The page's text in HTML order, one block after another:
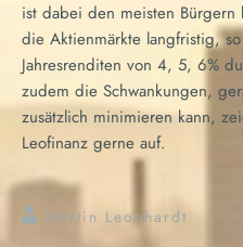
ist dabei den meisten Bürgern
die Aktienmärkte langfristig,
Jahresrenditen von 4, 5, 6%
zudem die Schwankungen,
zusätzlich minimieren kann,
Leofinanz gerne auf.
Martin Leonhardt